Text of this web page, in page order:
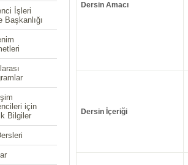
İşleri
Başkanlığı
için
Bilgiler
Dersin Amacı
Dersin İçeriği